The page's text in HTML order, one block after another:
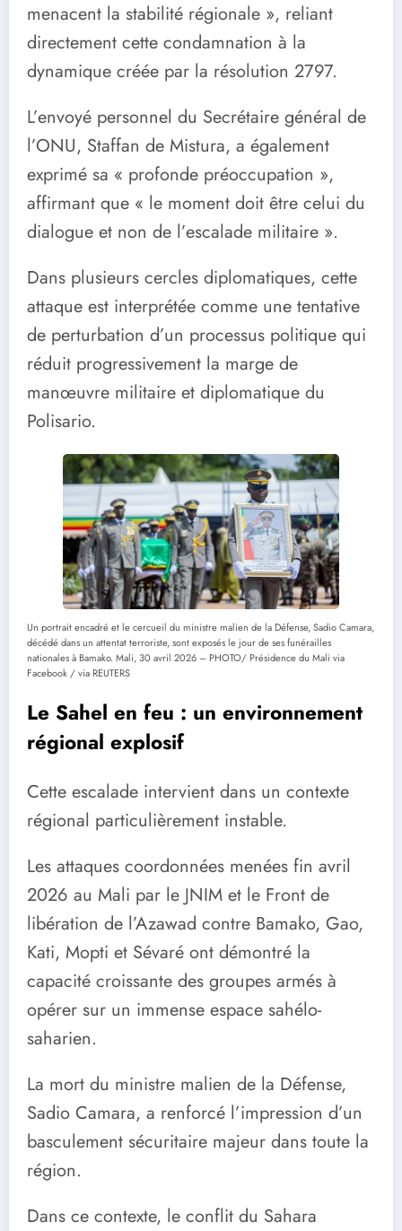
menacent la stabilité régionale », reliant
directement cette condamnation à la
dynamique créée par la résolution 2797.
L’envoyé personnel du Secrétaire général de
l’ONU, Staffan de Mistura, a également
exprimé sa « profonde préoccupation »,
affirmant que « le moment doit être celui du
dialogue et non de l’escalade militaire ».
Dans plusieurs cercles diplomatiques, cette
attaque est interprétée comme une tentative
de perturbation d’un processus politique qui
réduit progressivement la marge de
manœuvre militaire et diplomatique du
Polisario.
Un portrait encadré et le cercueil du ministre malien de la Défense, Sadio Camara,
décédé dans un attentat terroriste, sont exposés le jour de ses funérailles
nationales à Bamako. Mali, 30 avril 2026 – PHOTO/ Présidence du Mali via
Facebook / via REUTERS
Le Sahel en feu : un environnement
régional explosif
Cette escalade intervient dans un contexte
régional particulièrement instable.
Les attaques coordonnées menées fin avril
2026 au Mali par le JNIM et le Front de
libération de l’Azawad contre Bamako, Gao,
Kati, Mopti et Sévaré ont démontré la
capacité croissante des groupes armés à
opérer sur un immense espace sahélo-
saharien.
La mort du ministre malien de la Défense,
Sadio Camara, a renforcé l’impression d’un
basculement sécuritaire majeur dans toute la
région.
Dans ce contexte, le conflit du Sahara